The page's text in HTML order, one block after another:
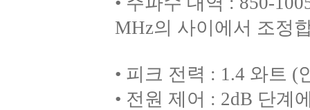
MHz의 사이에서 조정
• 피크 전력 : 1.4 와트
• 전원 제어 : 2dB 단계